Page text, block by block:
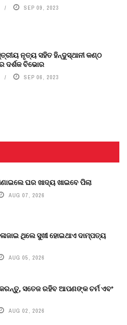
SEP 09, 2023
ନୃତ୍ୟ ସହିତ ହିନ୍ଦୁସ୍ଥାନୀ କଣ୍ଠ
ଦର୍ଶକ ବିଭୋର
SEP 06, 2023
ଘର ଖାଦ୍ୟ ଖାଇବେ ପିଲା
AUG 07, 2026
ଥିଲେ ସୁଖୀ ହୋଇଥାଏ ଦାମ୍ପତ୍ୟ
AUG 05, 2026
ସତେଜ ରହିବ ଆପଣଙ୍କ ଚର୍ମ ଏବଂ
AUG 02, 2026